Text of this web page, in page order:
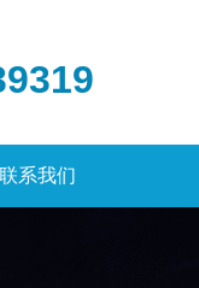
联系我们